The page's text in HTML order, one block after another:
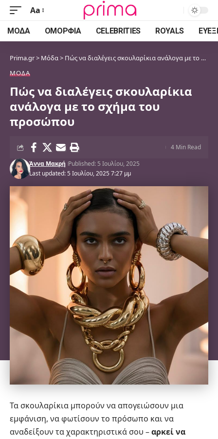
Font
Resizer
Aa
ΜΌΔΑ ΟΜΟΡΦΙΆ CELEBRITIES ROYALS
Prima.gr> Μόδα> Πώς να διαλέγεις σκουλαρίκια ανάλογα με το σχήμα του προσώπου
ΜΌΔΑ
Πώς να διαλέγεις σκουλαρίκια
ανάλογα με το σχήμα του
προσώπου
Last updated: 5 Ιουλίου, 2025 7:27 μμ
Άννα Μακρή Published: 5 Ιουλίου, 2025
4 Min Read
Τα σκουλαρίκια μπορούν να απογειώσουν μια
εμφάνιση, να φωτίσουν το πρόσωπο και να
αναδείξουν τα χαρακτηριστικά σου –αρκεί να